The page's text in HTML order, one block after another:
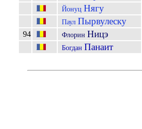
Йонуц Нягу
Паул Пырвулеску
94
Флорин Ницэ
Богдан Панаит